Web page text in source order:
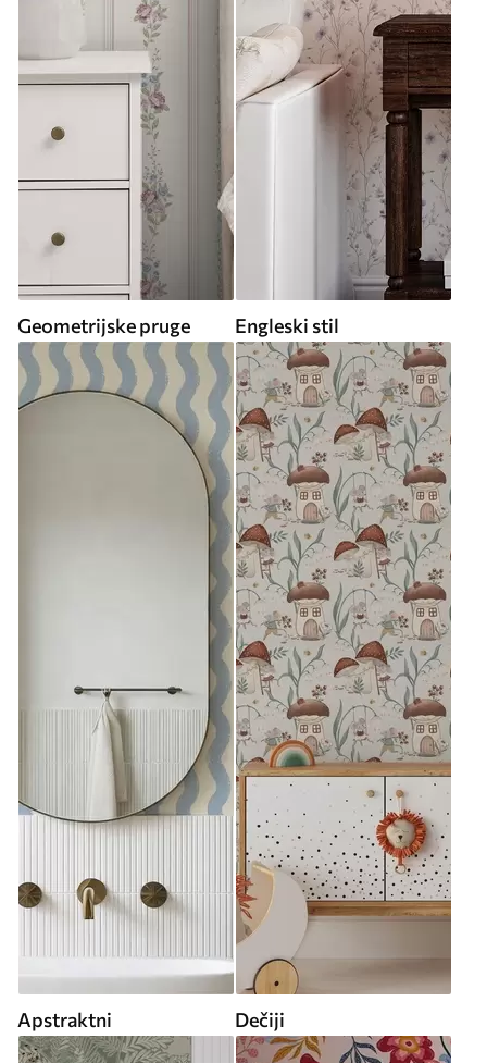
Geometrijske pruge Engleski stil
Apstraktni Dečiji